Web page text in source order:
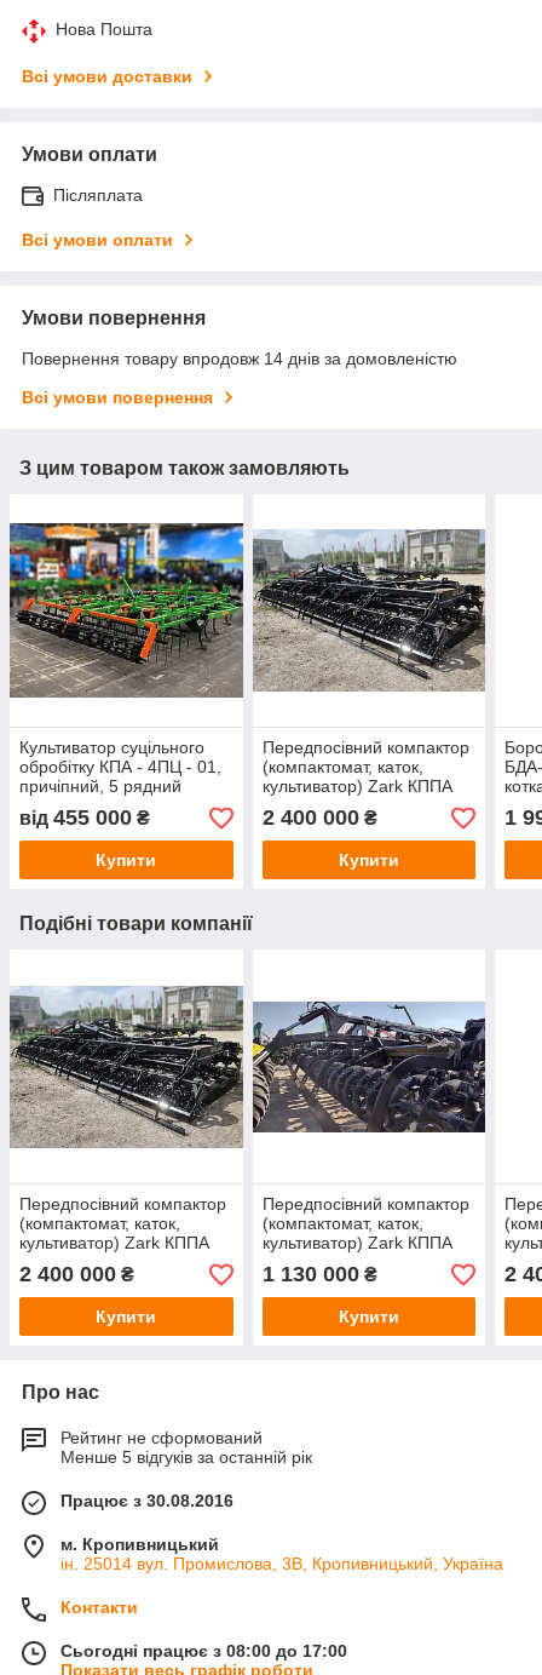
Нова Пошта
Всі умови доставки
Умови оплати
Післяплата
Всі умови оплати
Умови повернення
Повернення товару впродовж 14 днів за домовленістю
Всі умови повернення
З цим товаром також замовляють
Культиватор суцільного
обробітку КПА - 4ПЦ - 01,
причіпний, 5 рядний
(стійки Bellota)
від 455 000 ₴
Купити
Передпосівний компактор
(компактомат, каток,
культиватор) Zark КППА
(стійки Bellota) 10 метрів
2 400 000₴
Купити
1
Подібні товари компанії
Передпосівний компактор
(компактомат, каток,
культиватор) Zark КППА
(стійки Bellota) 10 метрів
2 400 000 ₴
Купити
Передпосівний компактор
(компактомат, каток,
культиватор) Zark КППА
1 130 000₴
Купити
2
Про нас
Рейтинг не сформований
Менше 5 відгуків за останній рік
Працює з 30.08.2016
м. Кропивницький
ін. 25014 вул. Промислова, 3В, Кропивницький, Україна
Контакти
Сьогодні працює з 08:00 до 17:00
Показати весь графік роботи